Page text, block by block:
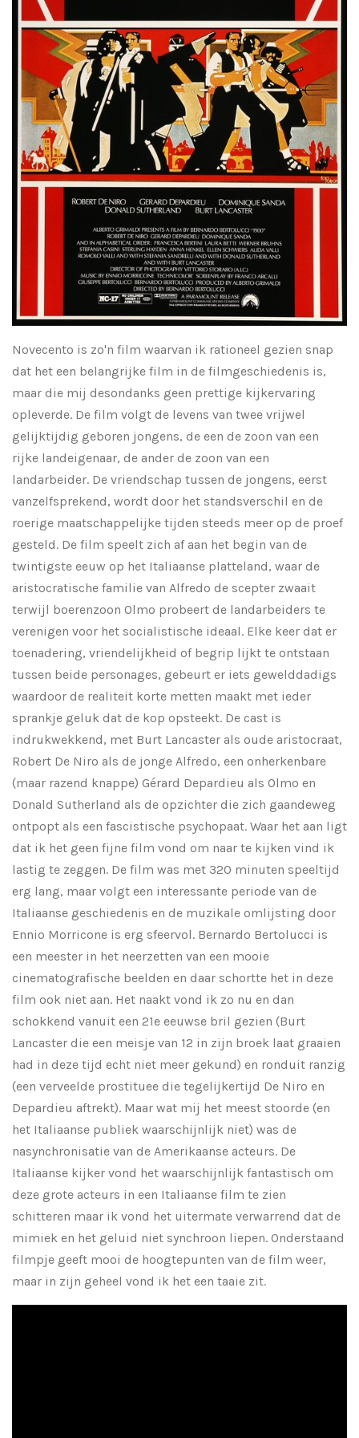
Novecento is zo'n film waarvan ik rationeel gezien snap
dat het een belangrijke film in de filmgeschiedenis is,
maar die mij desondanks geen prettige kijkervaring
opleverde. De film volgt de levens van twee vrijwel
gelijktijdig geboren jongens, de een de zoon van een
rijke landeigenaar, de ander de zoon van een
landarbeider. De vriendschap tussen de jongens, eerst
vanzelfsprekend, wordt door het standsverschil en de
roerige maatschappelijke tijden steeds meer op de proef
gesteld. De film speelt zich af aan het begin van de
twintigste eeuw op het Italiaanse platteland, waar de
aristocratische familie van Alfredo de scepter zwaait
terwijl boerenzoon Olmo probeert de landarbeiders te
verenigen voor het socialistische ideaal. Elke keer dat er
toenadering, vriendelijkheid of begrip lijkt te ontstaan
tussen beide personages, gebeurt er iets gewelddadigs
waardoor de realiteit korte metten maakt met ieder
sprankje geluk dat de kop opsteekt. De cast is
indrukwekkend, met Burt Lancaster als oude aristocraat,
Robert De Niro als de jonge Alfredo, een onherkenbare
(maar razend knappe) Gérard Depardieu als Olmo en
Donald Sutherland als de opzichter die zich gaandeweg
ontpopt als een fascistische psychopaat. Waar het aan ligt
dat ik het geen fijne film vond om naar te kijken vind ik
lastig te zeggen. De film was met 320 minuten speeltijd
erg lang, maar volgt een interessante periode van de
Italiaanse geschiedenis en de muzikale omlijsting door
Ennio Morricone is erg sfeervol. Bernardo Bertolucci is
een meester in het neerzetten van een mooie
cinematografische beelden en daar schortte het in deze
film ook niet aan. Het naakt vond ik zo nu en dan
schokkend vanuit een 21e eeuwse bril gezien (Burt
Lancaster die een meisje van 12 in zijn broek laat graaien
had in deze tijd echt niet meer gekund) en ronduit ranzig
(een verveelde prostituee die tegelijkertijd De Niro en
Depardieu aftrekt). Maar wat mij het meest stoorde (en
het Italiaanse publiek waarschijnlijk niet) was de
nasynchronisatie van de Amerikaanse acteurs. De
Italiaanse kijker vond het waarschijnlijk fantastisch om
deze grote acteurs in een Italiaanse film te zien
schitteren maar ik vond het uitermate verwarrend dat de
mimiek en het geluid niet synchroon liepen. Onderstaand
filmpje geeft mooi de hoogtepunten van de film weer,
maar in zijn geheel vond ik het een taaie zit.